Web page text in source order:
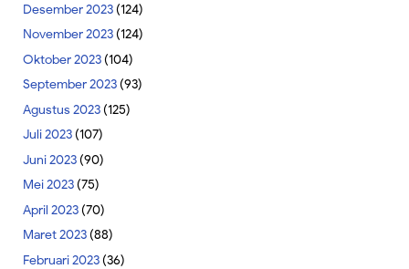
Desember 2023(124)
November 2023(124)
Oktober 2023(104)
September 2023(93)
Agustus 2023(125)
Juli 2023(107)
Juni 2023(90)
Mei 2023(75)
April 2023(70)
Maret 2023(88)
Februari 2023(36)